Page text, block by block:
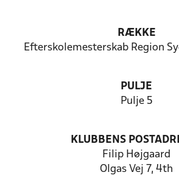
RÆKKE
Efterskolemesterskab Region
PULJE
Pulje 5
KLUBBENS
Filip Højgaard
Olgas Vej 7, 4th